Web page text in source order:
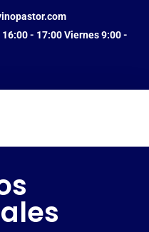
- 17:00 Viernes 9:00 -